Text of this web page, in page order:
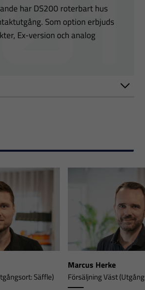
har DS200 roterbart hus
Som option erbjuds
Ex-version och analog
Säffle)
Marcus Herke
Försäljning Väst